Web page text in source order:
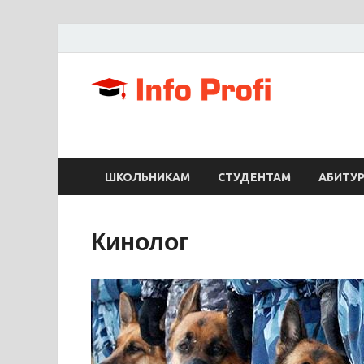
ШКОЛЬНИКАМ СТУДЕНТАМ
Кинолог